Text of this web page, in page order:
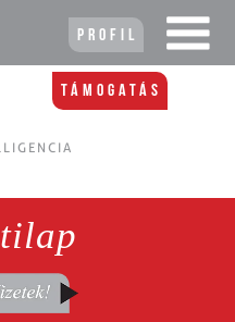
Profil
Támogatás